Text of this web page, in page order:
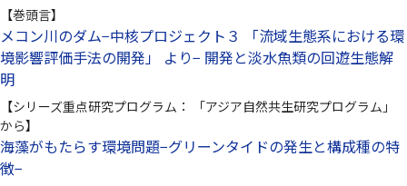
【巻頭言】
メコン川のダム−中核プロジェクト３ 「流域生態系における環
境影響評価手法の開発」 より− 開発と淡水魚類の回遊生態解
明
【シリーズ重点研究プログラム： 「アジア自然共生研究プログラム」
から】
海藻がもたらす環境問題−グリーンタイドの発生と構成種の特
徴−